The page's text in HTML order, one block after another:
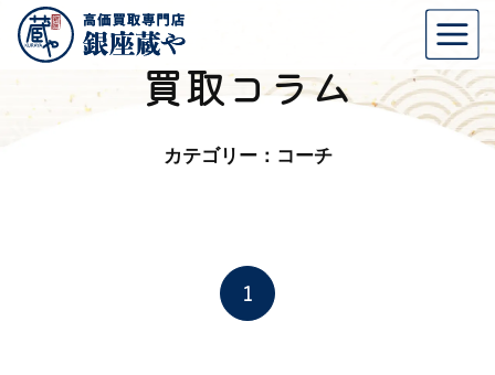
買取コラム
カテゴリー：コーチ
1